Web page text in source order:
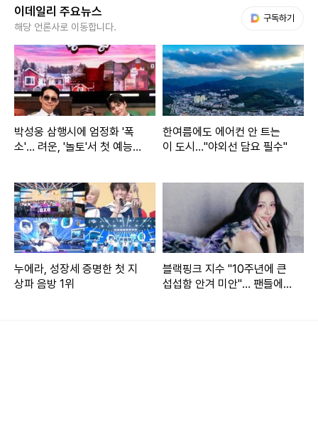
3일 오후 서울 마포구 상암동 스탠포드호텔에서는 JTBC ‘늦
기 전에 어학연수 샬라샬라’ 제작발표회가 열렸다. 이날 자리
에는 정승일 PD, 정윤아 PD, 성동일, 김광규, 엄기준, 신승환
이 참석했다.
걸 안다”라며 “그래도 나는 영어를 못하는 것에 대해 부끄럽지
않게 생각을 한다. 아이들도 창피해하지 않을 것. 아이들에게
들어간 사교육비가 있지 않나”라고 말해 웃음을 안겼다.
성동일은 “이 프로그램을 통해 우리가 영어를 얼마나 배우겠
나”라며 “(이 프로그램을 통해)사람 사는 모습이 어떤지 보여
이데일리 주요뉴스
해당 언론사로 이동합니다.
구독하기
박성웅 삼행시에 엄정화 '폭
소'… 려운, '놀토'서 첫 예능
한여름에도 에어컨 안 트는
이 도시…"야외선 담요 필수"
누에라, 성장세 증명한 첫 지
상파 음방 1위
블랙핑크 지수 "10주년에 큰
섭섭함 안겨 미안"… 팬들에